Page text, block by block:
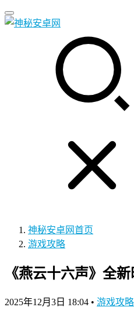
神秘安卓网首页
游戏攻略
《燕云十六声》全
2025年12月3日 18:04 • 游戏攻略